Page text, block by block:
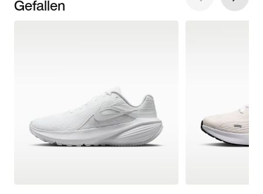
Gefallen